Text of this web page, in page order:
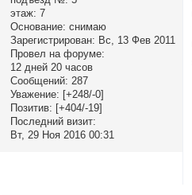
этаж: 7
Основание: снимаю
Зарегистрирован: Вс, 13 Фев 2011
Провел на форуме:
12 дней 20 часов
Сообщений: 287
Уважение: [+248/-0]
Позитив: [+404/-19]
Последний визит:
Вт, 29 Ноя 2016 00:31